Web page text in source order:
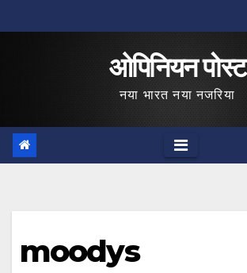
to
ओपिनियन पोस्ट
नया भारत नया नजरिया
moodys